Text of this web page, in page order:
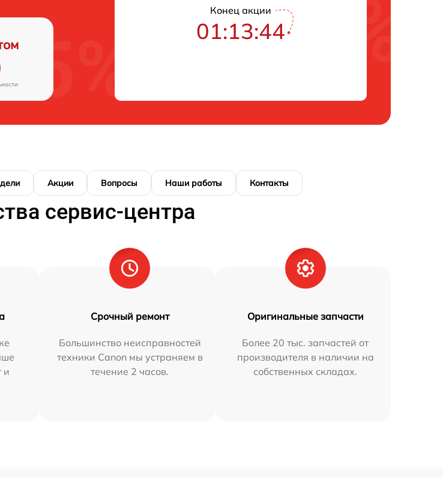
Конец акции
01:13:43
Акции Вопросы Наши работы Контакты
сервис-центра
и
Срочный ремонт
Большинство неисправностей
техники Canon мы устраняем в
течение 2 часов.
Оригинальные запчасти
Более 20 тыс. запчастей от
производителя в наличии на
собственных складах.